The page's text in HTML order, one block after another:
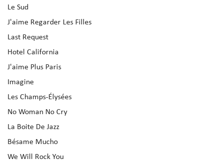
Le Sud
J'aime Regarder Les Filles
Last Request
Hotel California
J'aime Plus Paris
Imagine
Les Champs-Élysées
No Woman No Cry
La Boite De Jazz
Bésame Mucho
We Will Rock You